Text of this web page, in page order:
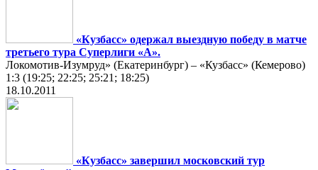
«Кузбасс» одержал выездную победу в матче
третьего тура Суперлиги «А».
Локомотив-Изумруд» (Екатеринбург) – «Кузбасс» (Кемерово)
1:3 (19:25; 22:25; 25:21; 18:25)
18.10.2011
«Кузбасс» завершил московский тур